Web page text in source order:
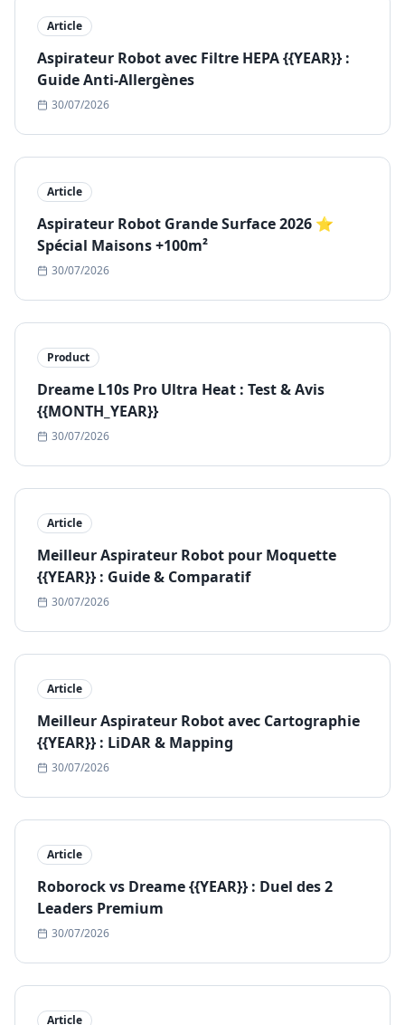
Article
Aspirateur Robot avec Filtre HEPA {{YEAR}} :
Guide Anti-Allergènes
30/07/2026
Article
Aspirateur Robot Grande Surface 2026 ⭐
Spécial Maisons +100m²
30/07/2026
Product
Dreame L10s Pro Ultra Heat : Test & Avis
{{MONTH_YEAR}}
30/07/2026
Article
Meilleur Aspirateur Robot pour Moquette
{{YEAR}} : Guide & Comparatif
30/07/2026
Article
Meilleur Aspirateur Robot avec Cartographie
{{YEAR}} : LiDAR & Mapping
30/07/2026
Article
Roborock vs Dreame {{YEAR}} : Duel des 2
Leaders Premium
30/07/2026
Article